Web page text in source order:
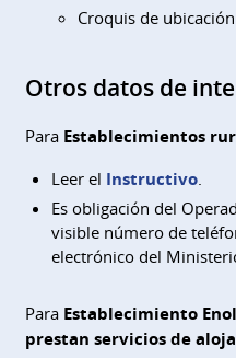
Croquis de
Otros datos de
Para Establecimientos
Leer el Instructivo.
Es obligación del
visible número de
electrónico del
Para Establecimiento
prestan servicios de